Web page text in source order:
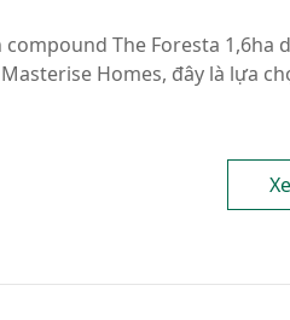
The Foresta 1,6ha
Homes, đây là lựa